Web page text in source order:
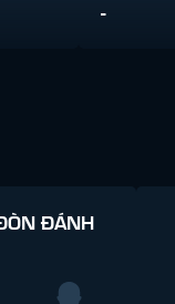
-
ĐÁNH